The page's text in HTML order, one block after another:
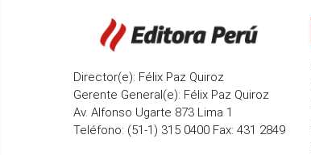
Director(e): Félix Paz Quiroz
Gerente General(e): Félix Paz Quiroz
Av. Alfonso Ugarte 873 Lima 1
Teléfono: (51-1) 315 0400 Fax: 431 2849